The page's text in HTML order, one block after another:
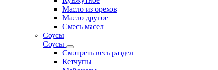
Масло из орехов
Масло другое
Смесь масел
Соусы
Соусы
Смотреть весь раздел
Кетчупы